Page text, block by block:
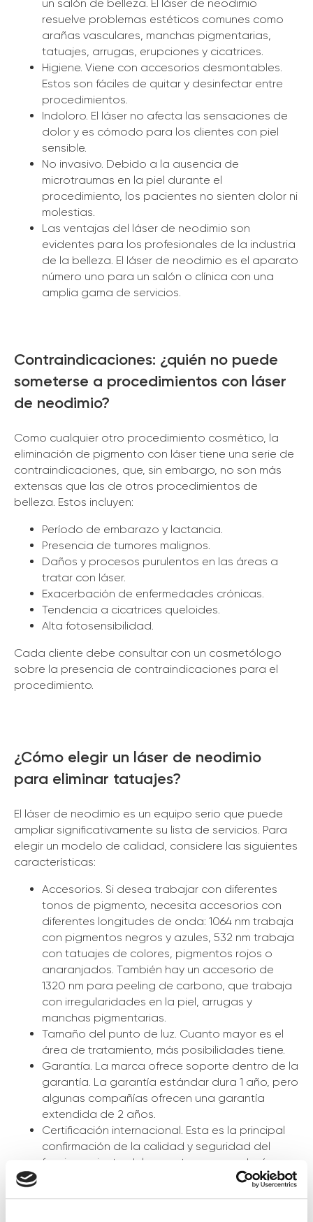
un salón de belleza. El láser de neodimio
resuelve problemas estéticos comunes como
arañas vasculares, manchas pigmentarias,
tatuajes, arrugas, erupciones y cicatrices.
Higiene. Viene con accesorios desmontables.
Estos son fáciles de quitar y desinfectar entre
procedimientos.
Indoloro. El láser no afecta las sensaciones de
dolor y es cómodo para los clientes con piel
sensible.
No invasivo. Debido a la ausencia de
microtraumas en la piel durante el
procedimiento, los pacientes no sienten dolor ni
molestias.
Las ventajas del láser de neodimio son
evidentes para los profesionales de la industria
de la belleza. El láser de neodimio es el aparato
número uno para un salón o clínica con una
amplia gama de servicios.
Contraindicaciones: ¿quién no puede
someterse a procedimientos con láser
de neodimio?
Como cualquier otro procedimiento cosmético, la
eliminación de pigmento con láser tiene una serie de
contraindicaciones, que, sin embargo, no son más
extensas que las de otros procedimientos de
belleza. Estos incluyen:
Período de embarazo y lactancia.
Presencia de tumores malignos.
Daños y procesos purulentos en las áreas a
tratar con láser.
Exacerbación de enfermedades crónicas.
Tendencia a cicatrices queloides.
Alta fotosensibilidad.
Cada cliente debe consultar con un cosmetólogo
sobre la presencia de contraindicaciones para el
procedimiento.
¿Cómo elegir un láser de neodimio
para eliminar tatuajes?
El láser de neodimio es un equipo serio que puede
ampliar significativamente su lista de servicios. Para
elegir un modelo de calidad, considere las siguientes
características:
Accesorios. Si desea trabajar con diferentes
tonos de pigmento, necesita accesorios con
diferentes longitudes de onda: 1064 nm trabaja
con pigmentos negros y azules, 532 nm trabaja
con tatuajes de colores, pigmentos rojos o
anaranjados. También hay un accesorio de
1320 nm para peeling de carbono, que trabaja
con irregularidades en la piel, arrugas y
manchas pigmentarias.
Tamaño del punto de luz. Cuanto mayor es el
área de tratamiento, más posibilidades tiene.
Garantía. La marca ofrece soporte dentro de la
garantía. La garantía estándar dura 1 año, pero
algunas compañías ofrecen una garantía
extendida de 2 años.
Certificación internacional. Esta es la principal
confirmación de la calidad y seguridad del
funcionamiento del aparato, que ayudará a